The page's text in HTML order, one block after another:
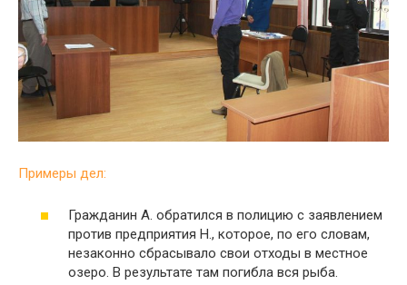
Примеры дел:
Гражданин А. обратился в полицию с заявлением
против предприятия Н., которое, по его словам,
незаконно сбрасывало свои отходы в местное
озеро. В результате там погибла вся рыба.